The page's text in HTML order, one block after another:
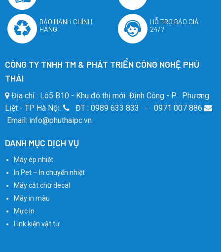
BẢO HÀNH CHÍNH
HÃNG
HỖ TRỢ BÁO GIÁ
24/7
CÔNG TY TNHH TM & PHÁT TRIỂN CÔNG NGHỆ PHÚ
THÁI
Địa chỉ : Lô5 B10 - Khu đô thị mới Định Công - P . Phương
Liệt - TP Hà Nội.
ĐT : 0989 633 833 - 0971 007 886
Email: info@phuthaipc.vn
DANH MỤC DỊCH VỤ
Máy ép nhiệt
In Pet – In chuyển nhiệt
Máy cắt chữ decal
Máy in màu
Mực in
Link kiện vật tư